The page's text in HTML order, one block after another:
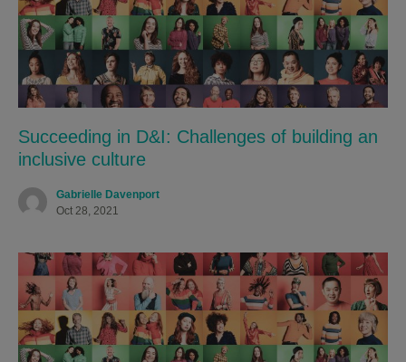
Succeeding in D&I: Challenges of building an
inclusive culture
Gabrielle Davenport
Oct 28, 2021